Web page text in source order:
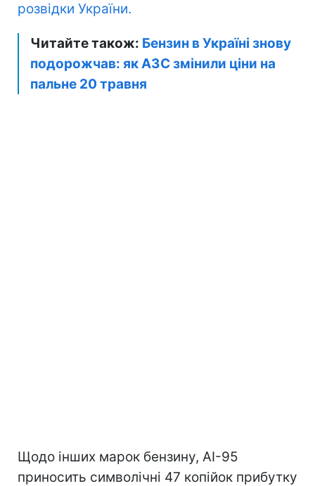
розвідки України.
Читайте також: Бензин в Україні знову
подорожчав: як АЗС змінили ціни на
пальне 20 травня
Щодо інших марок бензину, АІ-95
приносить символічні 47 копійок прибутку